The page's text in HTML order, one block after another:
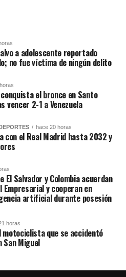
a adolescente reportado
no fue víctima de ningún delito
el bronce en Santo
vencer 2-1 a Venezuela
hace 20 horas
con el Real Madrid hasta 2032 y
El Salvador y Colombia acuerdan
Empresarial y cooperan en
artificial durante posesión
horas
motociclista que se accidentó
San Miguel